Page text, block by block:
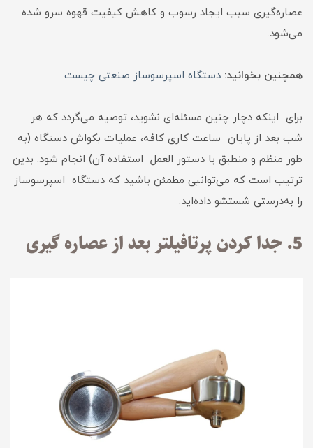
عصاره‌گیری سبب ایجاد رسوب و کاهش کیفیت قهوه سرو شده
می‌شود.
همچنین بخوانید: دستگاه اسپرسوساز صنعتی چیست
برای اینکه دچار چنین مسئله‌ای نشوید، توصیه می‌گردد که هر
شب بعد از پایان ساعت کاری کافه، عملیات بکواش دستگاه (به
طور منظم و منطبق با دستور العمل استفاده آن) انجام شود. بدین
ترتیب است که می‌توانیی مطمئن باشید که دستگاه اسپرسوساز
را به‌درستی شستشو داده‌اید.
5. جدا کردن پرتافیلتر بعد از عصاره گیری